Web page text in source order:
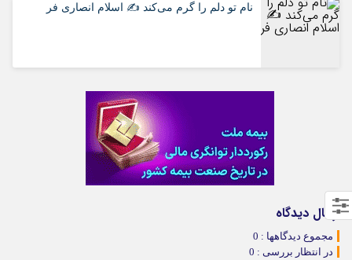
نام تو دلم را گرم می‌کند ✍️ اسلام انصاری فر
ارسال دیدگاه
مجموع دیدگاهها : 0
در انتظار بررسی : 0